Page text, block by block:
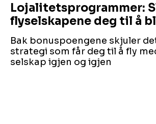
Lojalitetsprogrammer:
flyselskapene deg til å
Bak bonuspoengene skjuler
strategi som får deg til å fly
selskap igjen og igjen